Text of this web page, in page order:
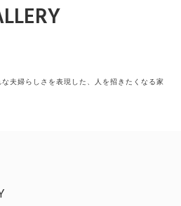
な夫婦らしさを表現した、人を招きたくなる家